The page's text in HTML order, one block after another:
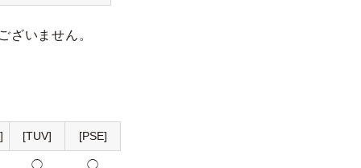
ざいません。
[TUV] [PSE]
◯ ◯